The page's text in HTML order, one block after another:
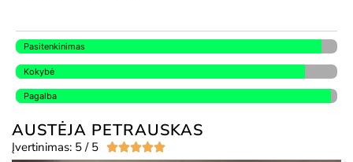
Pasitenkinimas
Kokybė
Pagalba
AUSTĖJA PETRAUSKAS
Įvertinimas: 5 / 5 